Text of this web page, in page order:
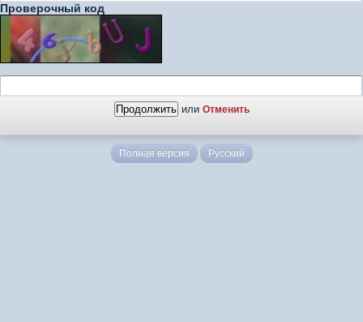
Проверочный код
или Отменить
Полная версия Русский